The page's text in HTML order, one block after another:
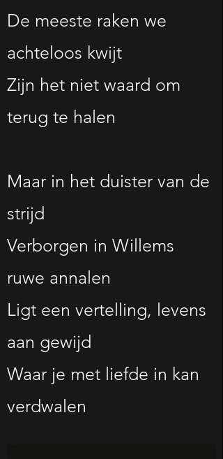
De meeste raken we
achteloos kwijt
Zijn het niet waard om
terug te halen
Maar in het duister van de
strijd
Verborgen in Willems
ruwe annalen
Ligt een vertelling, levens
aan gewijd
Waar je met liefde in kan
verdwalen